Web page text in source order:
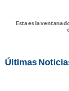
Esta es la ventana
Últimas